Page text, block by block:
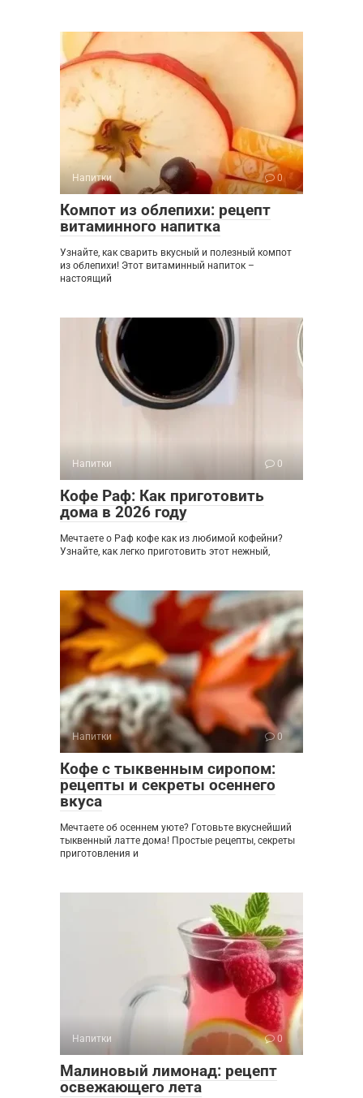
Напитки 0
Компот из облепихи: рецепт
витаминного напитка
Узнайте, как сварить вкусный и полезный компот
из облепихи! Этот витаминный напиток –
настоящий
Напитки 0
Кофе Раф: Как приготовить
дома в 2026 году
Мечтаете о Раф кофе как из любимой кофейни?
Узнайте, как легко приготовить этот нежный,
Напитки 0
Кофе с тыквенным сиропом:
рецепты и секреты осеннего
вкуса
Мечтаете об осеннем уюте? Готовьте вкуснейший
тыквенный латте дома! Простые рецепты, секреты
приготовления и
Напитки 0
Малиновый лимонад: рецепт
освежающего лета